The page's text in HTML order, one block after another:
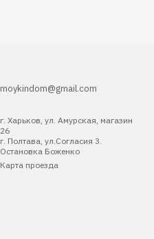
moykindom@gmail.com
г. Харьков, ул. Амурская, магазин
26
г. Полтава, ул.Согласия 3.
Остановка Боженко
Карта проезда